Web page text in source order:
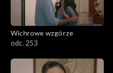
Wichrowe wzgórze
odc. 253